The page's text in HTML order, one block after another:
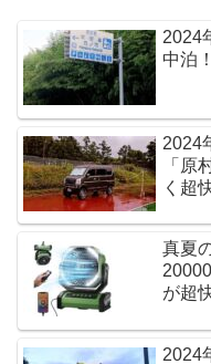
2024
中泊
2024
「原
く超
真夏
が超
2024